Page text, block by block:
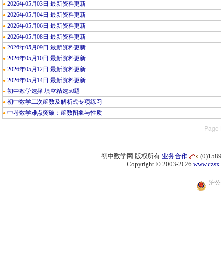
● 2026年05月03日 最新资料更新
● 2026年05月04日 最新资料更新
● 2026年05月06日 最新资料更新
● 2026年05月08日 最新资料更新
● 2026年05月09日 最新资料更新
● 2026年05月10日 最新资料更新
● 2026年05月12日 最新资料更新
● 2026年05月14日 最新资料更新
● 初中数学选择 填空精选50题
● 初中数学二次函数及解析式专项练习
● 中考数学难点突破：函数图象与性质
Page
初中数学网 版权所有 业务合作
Copyright © 2003-2026
沪公